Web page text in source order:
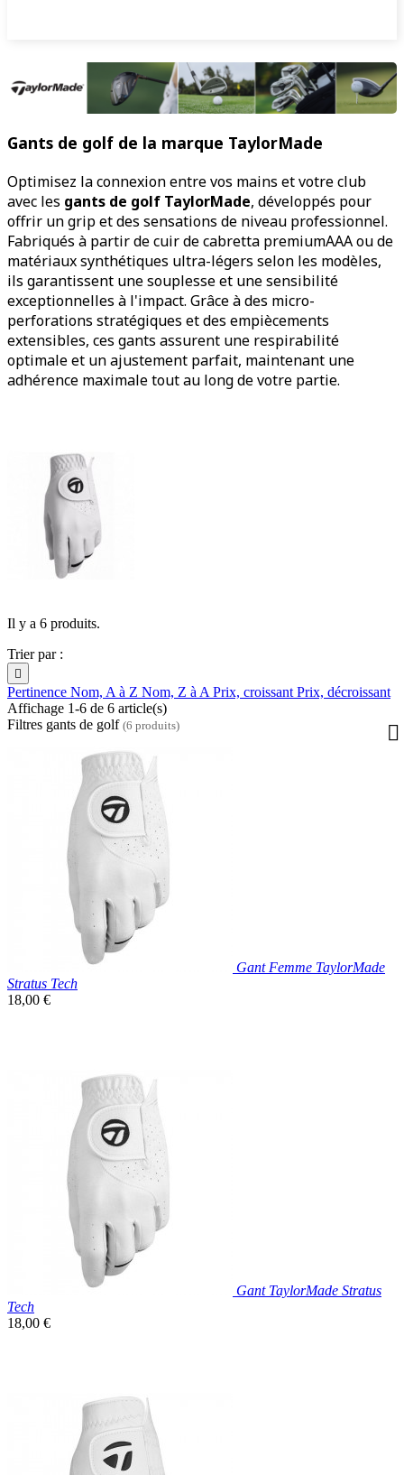
Gants de golf de la marque TaylorMade
Optimisez la connexion entre vos mains et votre club
avec les gants de golf TaylorMade, développés pour
offrir un grip et des sensations de niveau professionnel.
Fabriqués à partir de cuir de cabretta premiumAAA ou de
matériaux synthétiques ultra-légers selon les modèles,
ils garantissent une souplesse et une sensibilité
exceptionnelles à l'impact. Grâce à des micro-
perforations stratégiques et des empiècements
extensibles, ces gants assurent une respirabilité
optimale et un ajustement parfait, maintenant une
adhérence maximale tout au long de votre partie.
Il y a 6 produits.
Trier par :

Pertinence Nom, A à Z Nom, Z à A Prix, croissant Prix, décroissant
Affichage 1-6 de 6 article(s)
Filtres gants de golf (6 produits)
Gant Femme TaylorMade
Stratus Tech
Prix
18,00 €
Aperçu rapide
Gant TaylorMade Stratus
Tech
Prix
18,00 €
Aperçu rapide